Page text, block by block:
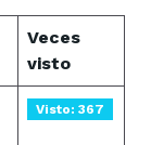
Veces
visto
Visto: 367